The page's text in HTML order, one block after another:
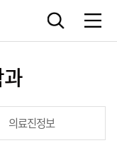
의료진정보